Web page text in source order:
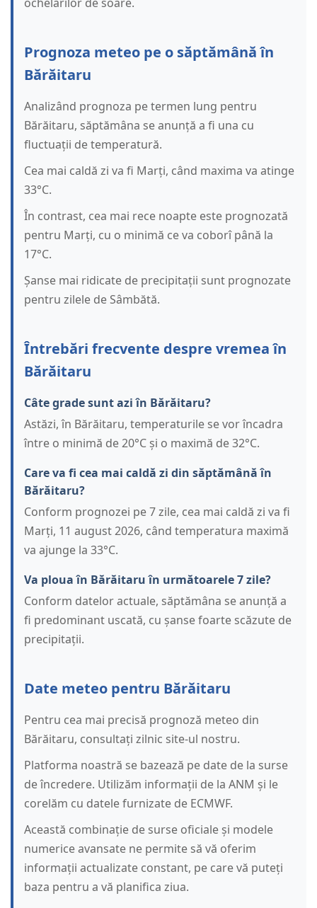
Prognoza meteo pe o săptămână în
Bărăitaru
Analizând prognoza pe termen lung pentru
Bărăitaru, săptămâna se anunță a fi una cu
fluctuații de temperatură.
Cea mai caldă zi va fi Marți, când maxima va atinge
33°C.
În contrast, cea mai rece noapte este prognozată
pentru Marți, cu o minimă ce va coborî până la
17°C.
Șanse mai ridicate de precipitații sunt prognozate
pentru zilele de Sâmbătă.
Întrebări frecvente despre vremea în
Bărăitaru
Câte grade sunt azi în Bărăitaru?
Astăzi, în Bărăitaru, temperaturile se vor încadra
între o minimă de 20°C și o maximă de 32°C.
Care va fi cea mai caldă zi din săptămână în
Bărăitaru?
Conform prognozei pe 7 zile, cea mai caldă zi va fi
Marți, 11 august 2026, când temperatura maximă
va ajunge la 33°C.
Va ploua în Bărăitaru în următoarele 7 zile?
Conform datelor actuale, săptămâna se anunță a
fi predominant uscată, cu șanse foarte scăzute de
precipitații.
Date meteo pentru Bărăitaru
Pentru cea mai precisă prognoză meteo din
Bărăitaru, consultați zilnic site-ul nostru.
Platforma noastră se bazează pe date de la surse
de încredere. Utilizăm informații de la ANM și le
corelăm cu datele furnizate de ECMWF.
Această combinație de surse oficiale și modele
numerice avansate ne permite să vă oferim
informații actualizate constant, pe care vă puteți
baza pentru a vă planifica ziua.